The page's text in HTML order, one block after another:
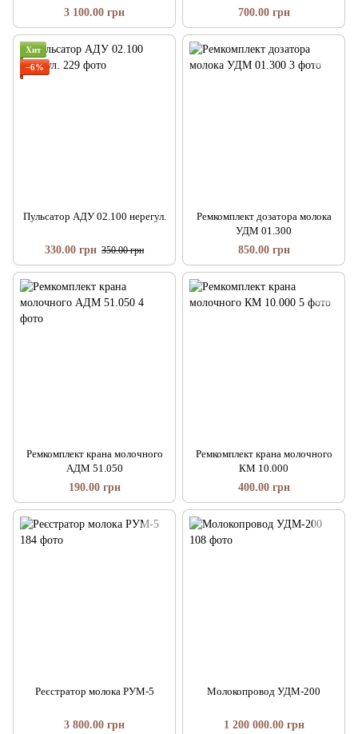
3 100.00 грн
700.00 грн
Хит
−6%
Пульсатор АДУ 02.100 нерегул.
330.00 грн 350.00 грн
Ремкомплект дозатора молока
УДМ 01.300
850.00 грн
Ремкомплект крана молочного
АДМ 51.050
190.00 грн
Ремкомплект крана молочного
КМ 10.000
400.00 грн
Реєстратор молока РУМ-5
3 800.00 грн
Молокопровод УДМ-200
1 200 000.00 грн